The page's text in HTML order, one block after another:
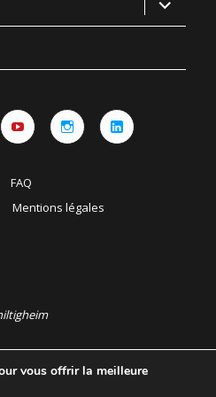
le
sous-
FAQ
Mentions légales
9h - 18h
8h - 19h
vous offrir la meilleure